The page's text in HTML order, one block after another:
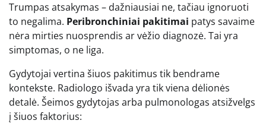
Trumpas atsakymas – dažniausiai ne, tačiau ignoruoti
to negalima. Peribronchiniai pakitimai patys savaime
nėra mirties nuosprendis ar vėžio diagnozė. Tai yra
simptomas, o ne liga.
Gydytojai vertina šiuos pakitimus tik bendrame
kontekste. Radiologo išvada yra tik viena dėlionės
detalė. Šeimos gydytojas arba pulmonologas atsižvelgs
į šiuos faktorius: